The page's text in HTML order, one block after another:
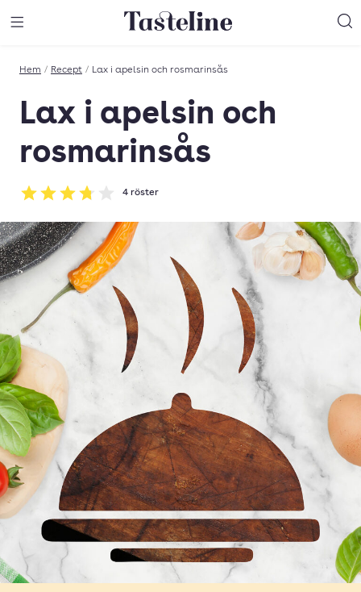
Till Tastelines startsida
Hem / Recept / Lax i apelsin och rosmarinsås
Lax i apelsin och
rosmarinsås
Betyg: 3.75 av 5
4 röster